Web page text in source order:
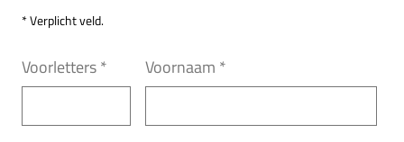
* Verplicht veld.
Voorletters* Voornaam *